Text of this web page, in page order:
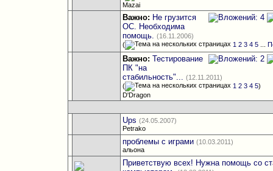
Mazai
Важно: Не грузится
ОС. Необходима
помощь. (16.11.2006)
(
1 2 3 4 5 ...
Важно: Тестирование
ПК "на
стабильность"... (12.11.2011)
(
1 2 3 4 5)
D'Dragon
Ups (24.05.2007)
Petrako
проблемы с играми (10.03.2011)
альона
Приветствую всех! Нужна помощь со